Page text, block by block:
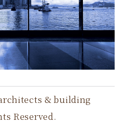
& building
Reserved.